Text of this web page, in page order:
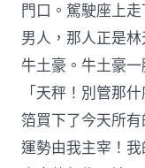
門口。駕駛座上
男人，那人正是
牛土豪。牛土豪
「天秤！別管那
箔買下了今天所
運勢由我主宰！